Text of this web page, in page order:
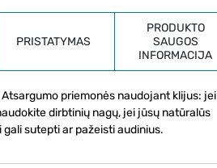
PRISTATYMAS
PRODUKTO
SAUGOS
INFORMACIJA
priemonės naudojant klijus: jei
dirbtinių nagų, jei jūsų natūralūs
sutepti ar pažeisti audinius.